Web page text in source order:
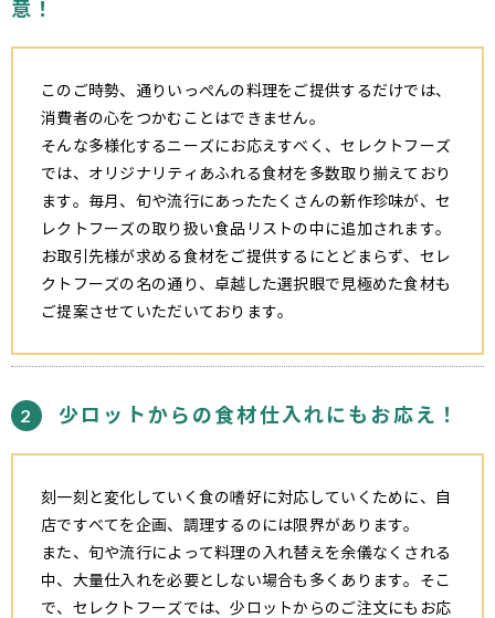
意！
このご時勢、通りいっぺんの料理をご提供するだけでは、
消費者の心をつかむことはできません。
そんな多様化するニーズにお応えすべく、セレクトフーズ
では、オリジナリティあふれる食材を多数取り揃えており
ます。毎月、旬や流行にあったたくさんの新作珍味が、セ
レクトフーズの取り扱い食品リストの中に追加されます。
お取引先様が求める食材をご提供するにとどまらず、セレ
クトフーズの名の通り、卓越した選択眼で見極めた食材も
ご提案させていただいております。
2 少ロットからの食材仕入れにもお応え！
刻一刻と変化していく食の嗜好に対応していくために、自
店ですべてを企画、調理するのには限界があります。
また、旬や流行によって料理の入れ替えを余儀なくされる
中、大量仕入れを必要としない場合も多くあります。そこ
で、セレクトフーズでは、少ロットからのご注文にもお応